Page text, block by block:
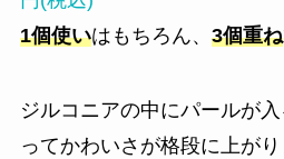
1個使いはもちろん、 3個重ね
ジルコニアの中にパールが
ってかわいさが格段に上がり